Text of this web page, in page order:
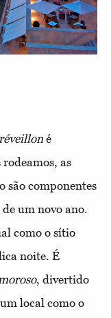
é
as
são componentes
um novo ano.
como o sítio
noite. É
, divertido
local como o